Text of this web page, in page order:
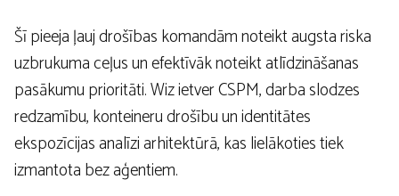
Šī pieeja ļauj drošības komandām noteikt augsta riska
uzbrukuma ceļus un efektīvāk noteikt atlīdzināšanas
pasākumu prioritāti. Wiz ietver CSPM, darba slodzes
redzamību, konteineru drošību un identitātes
ekspozīcijas analīzi arhitektūrā, kas lielākoties tiek
izmantota bez aģentiem.